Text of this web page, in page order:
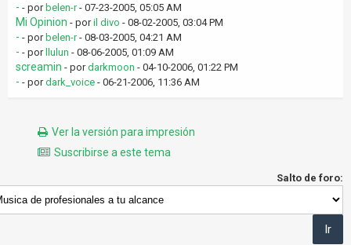
- - por belen-r- 07-23-2005, 05:05 AM
Mi Opinion - poril divo - 08-02-2005, 03:04 PM
- - por belen-r- 08-03-2005, 04:21 AM
- - por llulun - 08-06-2005, 01:09 AM
screamin - pordarkmoon - 04-10-2006, 01:22 PM
- - pordark_voice - 06-21-2006, 11:36 AM
Ver la versión para impresión
Suscribirse a este tema
Salto de foro: